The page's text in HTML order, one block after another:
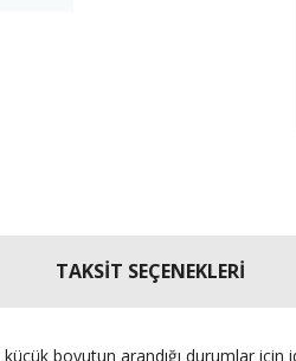
TAKSİT SEÇENEKLERİ
boyutun arandığı durumlar için